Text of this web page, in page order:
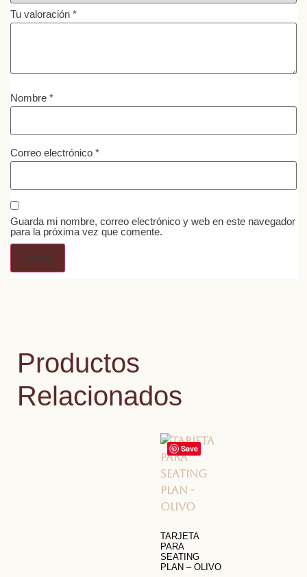
Tu valoración *
Nombre *
Correo electrónico *
Guarda mi nombre, correo electrónico y web en este navegador
para la próxima vez que comente.
Productos
Relacionados
Save
TARJETA
PARA
SEATING
PLAN – OLIVO